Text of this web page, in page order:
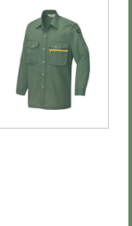
円)
円)
)
円)
きる限り最新の情報
庫と異なる場合がご